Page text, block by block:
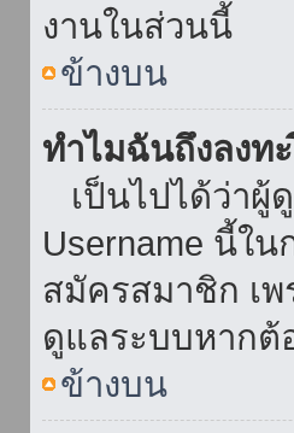
งานในส่วนนี้
ข้างบน
ทำไมฉันถึงลงท
เป็นไปได้ว่าผู้
Username นี้ใ
สมัครสมาชิก เ
ดูแลระบบหากต้
ข้างบน